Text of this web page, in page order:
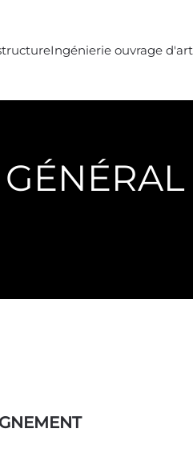
Ingénierie ouvrage d'art